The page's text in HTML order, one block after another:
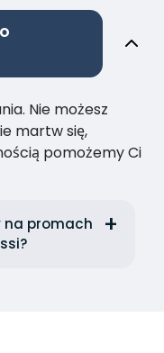
Nie możesz
martw się,
pomożemy Ci
na promach